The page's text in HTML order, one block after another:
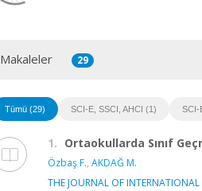
Makaleler 29
Tümü (29) SCI-E, SSCI, AHCI (1) SCI-
1. Ortaokullarda Sınıf
Özbaş F., AKDAĞ M.
THE JOURNAL OF